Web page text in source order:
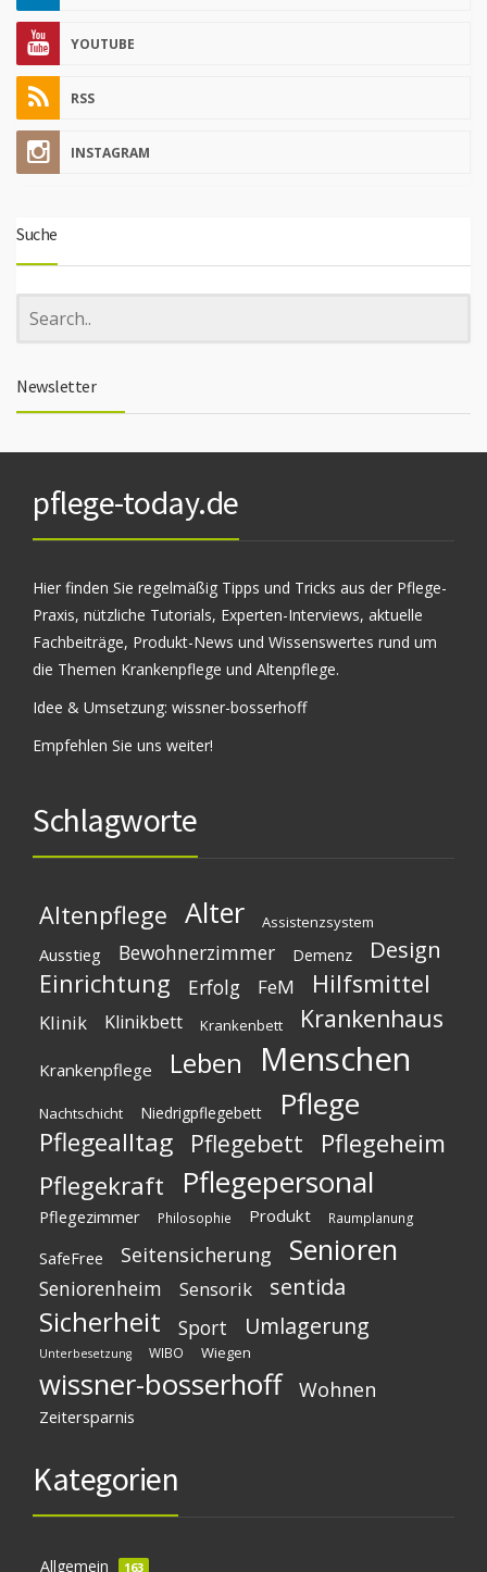
YOUTUBE
RSS
INSTAGRAM
Suche
Newsletter
pflege-today.de
Hier finden Sie regelmäßig Tipps und Tricks aus der Pflege-
Praxis, nützliche Tutorials, Experten-Interviews, aktuelle
Fachbeiträge, Produkt-News und Wissenswertes rund um
die Themen Krankenpflege und Altenpflege.
Idee & Umsetzung: wissner-bosserhoff
Empfehlen Sie uns weiter!
Schlagworte
Altenpflege Alter Assistenzsystem
Ausstieg Bewohnerzimmer Demenz Design
Einrichtung Erfolg FeM Hilfsmittel
Klinik Klinikbett Krankenbett Krankenhaus
Krankenpflege Leben Menschen
Nachtschicht Niedrigpflegebett Pflege
Pflegealltag Pflegebett
Pflegeheim
Pflegekraft
Pflegepersonal
Pflegezimmer Philosophie Produkt Raumplanung
SafeFree Seitensicherung Senioren
Seniorenheim Sensorik sentida
Sicherheit Sport Umlagerung
Unterbesetzung WIBO Wiegen
wissner-bosserhoff Wohnen
Zeitersparnis
Kategorien
Allgemein 163